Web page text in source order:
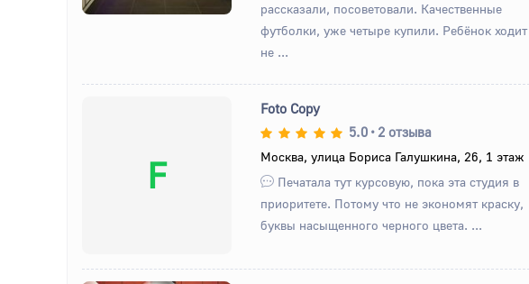
рассказали, посоветовали. Качественные
футболки, уже четыре купили. Ребёнок ходит
не ...
F
Foto Copy
5.0 • 2 отзыва
Москва, улица Бориса Галушкина, 26, 1 этаж
Печатала тут курсовую, пока эта студия в
приоритете. Потому что не экономят краску,
буквы насыщенного черного цвета. ...